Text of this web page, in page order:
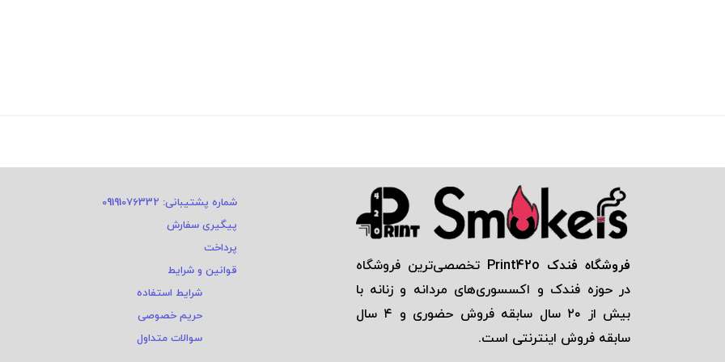
فروشگاه فندک Print42o
تخصصی‌ترين فروشگاه
در حوزه فندک و اكسسوری‌های مردانه و زنانه با
بيش از ٢٠ سال سابقه فروش حضوری و ٤ سال
سابقه فروش اينترنتی است.
شماره پشتیبانی: 09191076332
پیگیری سفارش
پرداخت
قوانین و شرایط
شرایط استفاده
حریم خصوصی
سوالات متداول